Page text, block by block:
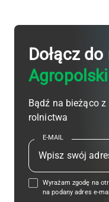
Dołącz
Agropolski
Bądź na bieżąco
rolnictwa
E-MAIL
Wyrażam zgodę na
na podany adres e-